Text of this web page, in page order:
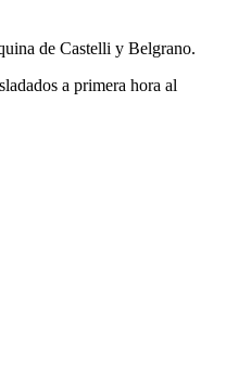
de Castelli y Belgrano.
a primera hora al